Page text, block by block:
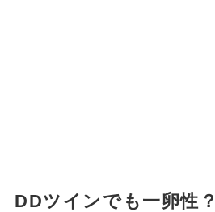
DDツインでも一卵性